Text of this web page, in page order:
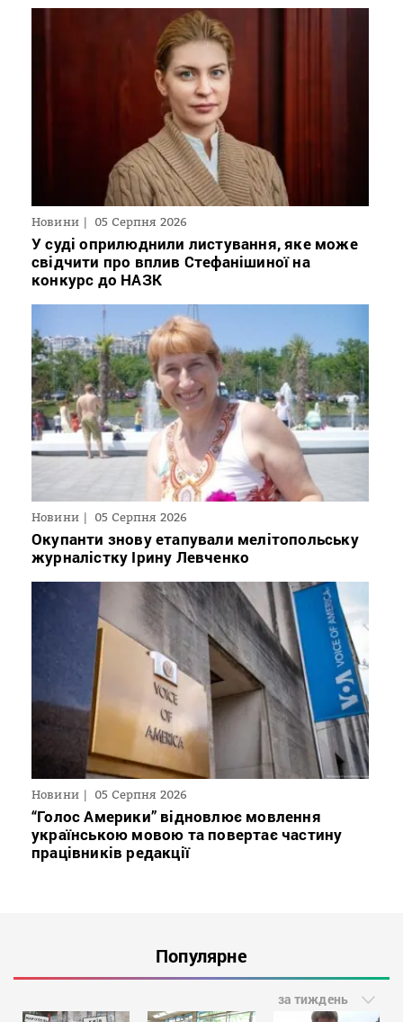
Новини 05 Серпня 2026
У суді оприлюднили листування, яке може
свідчити про вплив Стефанішиної на
конкурс до НАЗК
Новини 05 Серпня 2026
Окупанти знову етапували мелітопольську
журналістку Ірину Левченко
Новини 05 Серпня 2026
“Голос Америки” відновлює мовлення
українською мовою та повертає частину
працівників редакції
Популярне
за тиждень